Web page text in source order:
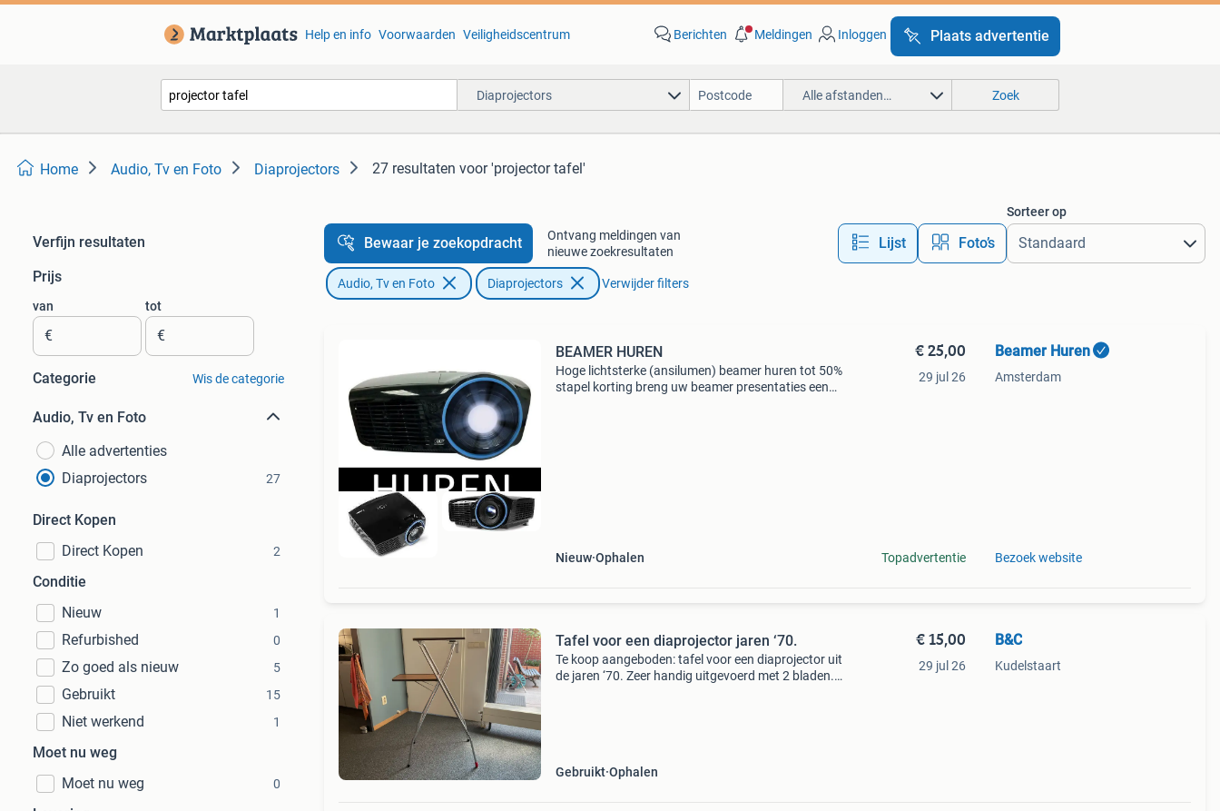
Help en info Voorwaarden Veiligheidscentrum Berichten Meldingen Inloggen Plaats advertentie
Diaprojectors Alle afstanden… Zoek
Home Audio, Tv en Foto Diaprojectors 27 resultaten voor 'projector tafel'
Verfijn resultaten
Prijs
van
€
tot
€
Categorie Wis de categorie
Audio, Tv en Foto
Alle advertenties
Diaprojectors
27
Direct Kopen
Direct Kopen
2
Conditie
Nieuw
1
Refurbished 0
Zo goed als nieuw 5
Gebruikt 15
Niet werkend 1
Moet nu weg
Moet nu weg
0
Bewaar je zoekopdracht
Ontvang meldingen van
nieuwe zoekresultaten
Lijst Foto’s
Sorteer op
Audio, Tv en Foto Diaprojectors Verwijder filters
BEAMER HUREN
Hoge lichtsterke (ansilumen) beamer huren tot 50%
stapel korting breng uw beamer presentaties een
Nieuw Ophalen
€ 25,00
29 jul 26
Topadvertentie
Beamer Huren
Amsterdam
Bezoek website
Tafel voor een diaprojector jaren ‘70.
Te koop aangeboden: tafel voor een diaprojector uit
de jaren ‘70. Zeer handig uitgevoerd met 2 bladen.
Gebruikt Ophalen
€ 15,00
29 jul 26
B&C
Kudelstaart